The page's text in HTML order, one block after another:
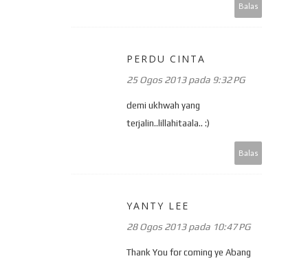
Balas
PERDU CINTA
25 Ogos 2013 pada 9:32 PG
demi ukhwah yang
terjalin..lillahitaala.. :)
Balas
YANTY LEE
28 Ogos 2013 pada 10:47 PG
Thank You for coming ye Abang